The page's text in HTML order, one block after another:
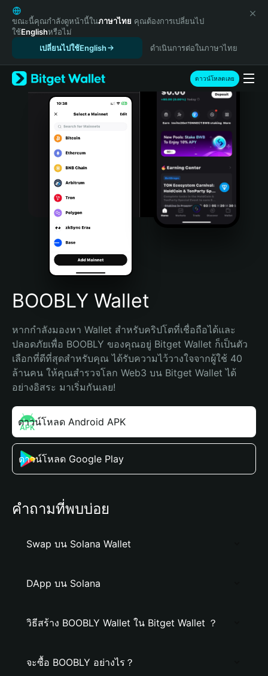
English
日本語
Tiếng Việt
Español (Latinoamérica)
Türkçe
Italiano
Português (Portugal)
Bahasa Indonesia
Português (Brasil)
Español (Argentina)
ขณะนี้คุณกำลังดูหน้านี้ในภาษาไทย คุณต้องการเปลี่ยนไป
ใช้Englishหรือไม่
เปลี่ยนไปใช้English
ดำเนินการต่อในภาษาไทย
ดาวน์โหลดเลย
BOOBLY Wallet
หากกำลังมองหา Wallet สำหรับคริปโตที่เชื่อถือได้และ
ปลอดภัยเพื่อ BOOBLY ของคุณอยู่ Bitget Wallet ก็เป็นตัว
เลือกที่ดีที่สุดสำหรับคุณ ได้รับความไว้วางใจจากผู้ใช้ 40
ล้านคน ให้คุณสำรวจโลก Web3 บน Bitget Wallet ได้
อย่างอิสระ มาเริ่มกันเลย!
ดาวน์โหลด Android APK
ดาวน์โหลด Google Play
คำถามที่พบบ่อย
Swap บน Solana Wallet
DApp บน Solana
วิธีสร้าง BOOBLY Wallet ใน Bitget Wallet ？
จะซื้อ BOOBLY อย่างไร？